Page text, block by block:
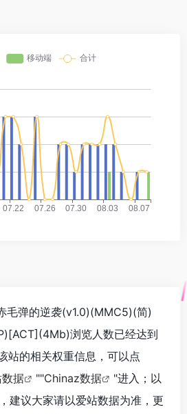
毛弹的逆袭(v1.0)(MMC5)(简)
浏览人数已经达到
站的相关权重信息，可以点
据 ""Chinaz数据
"进入；以
建议大家请以爱站数据为准，更